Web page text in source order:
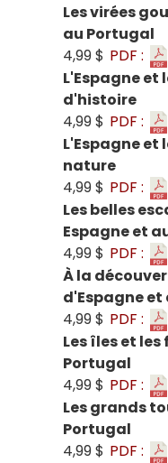
Les virées
au Portugal
4,99 $ PDF :
L'Espagne
d'histoire
4,99 $ PDF :
L'Espagne
nature
4,99 $ PDF :
Les belles
Espagne et
4,99 $ PDF :
À la
d'Espagne
4,99 $ PDF :
Les îles et
Portugal
4,99 $ PDF :
Les grands
Portugal
4,99 $ PDF :